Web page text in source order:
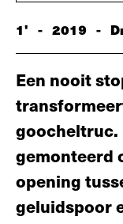
1' - 2019 -
Een nooit
goocheltruc.
gemonteerd
opening
geluidspoor